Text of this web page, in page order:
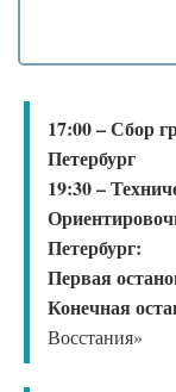
17:00 – Сбор
Петербург
19:30 –
Петербург:
Первая
Конечная
Восстания»